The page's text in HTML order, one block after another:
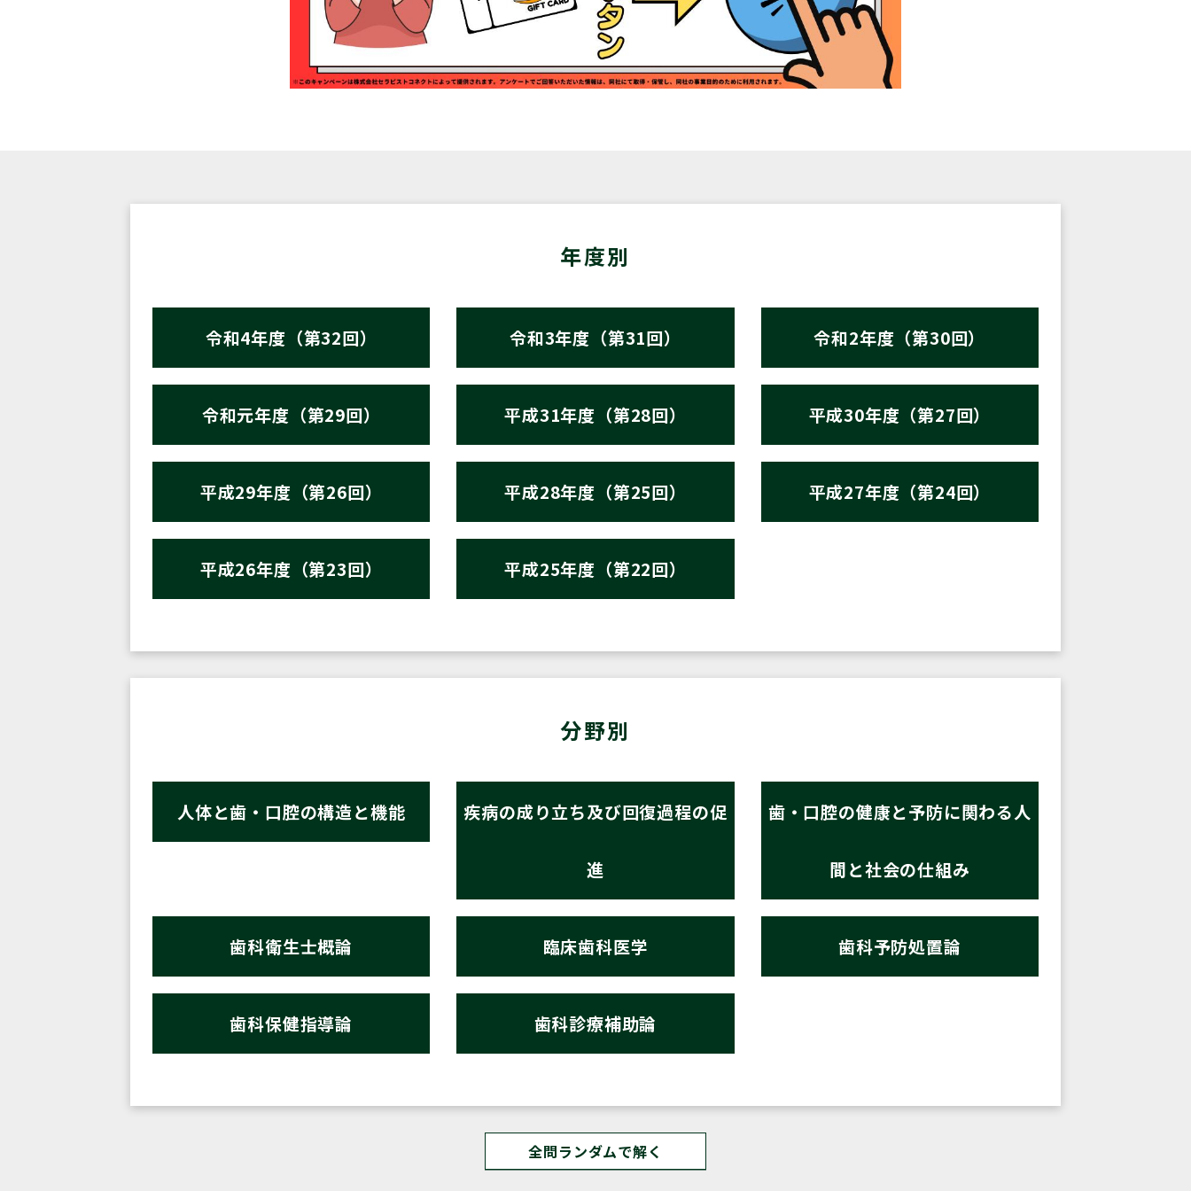
年度別
令和4年度（第32回） 令和3年度（第31回） 令和2年度（第30回）
令和元年度（第29回） 平成31年度（第28回） 平成30年度（第27回）
平成29年度（第26回） 平成28年度（第25回） 平成27年度（第24回）
平成26年度（第23回） 平成25年度（第22回）
分野別
人体と歯・口腔の構造と機能 疾病の成り立ち及び回復過程の促
進
歯・口腔の健康と予防に関わる人
間と社会の仕組み
歯科衛生士概論 臨床歯科医学 歯科予防処置論
歯科保健指導論 歯科診療補助論
全問ランダムで解く